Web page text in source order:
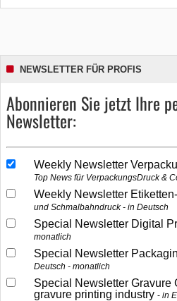
NEWSLETTER FÜR PROFIS
Abonnieren Sie jetzt Ihre
Newsletter:
Weekly Newsletter
Top News für VerpackungsDruck &
Weekly Newsletter
und Schmalbahndruck - in Deutsch
Special Newsletter Digital
monatlich
Special Newsletter
Deutsch - monatlich
Special Newsletter Gravure
gravure printing industry
in